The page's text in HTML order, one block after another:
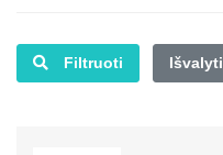
Filtruoti Išvalyti